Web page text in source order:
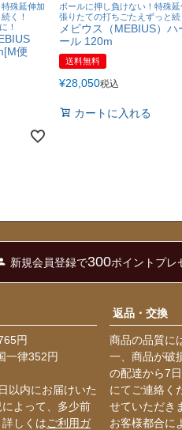
殊延伸加
く！
！
便
ボールに押し負けない！特殊
張りたての打ちごたえずっと続
メビウス（MEBIUS）ハ
ール 120m
送料無料
¥28,050税込
カートに入れる
新規会員登録で300ポイントプレ
円
一律352円
以内にお届けいた
よって、多少前
しくはご利用ガ
返品・交換
商品の品質に
一、商品が破
の配達から7
にてご連絡く
せていただき
お客様都合に